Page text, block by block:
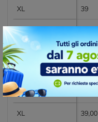
XL 39
XS 27,00
S 30,00
M 33,00
L
XL 39,00